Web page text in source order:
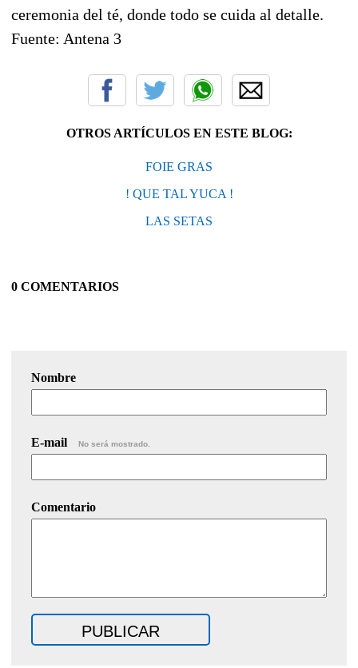
ceremonia del té, donde todo se cuida al detalle.
Fuente: Antena 3
OTROS ARTÍCULOS EN ESTE BLOG:
FOIE GRAS
! QUE TAL YUCA !
LAS SETAS
0 COMENTARIOS
Nombre
E-mail No será mostrado.
Comentario